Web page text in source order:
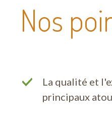
Nos
La qualité et
principaux